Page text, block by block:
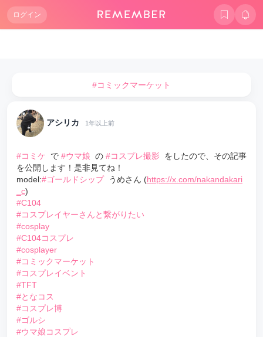
ログイン
#コミックマーケット
アシリカ 1年以上前
#コミケ で #ウマ娘 の #コスプレ撮影 をしたので、その記事
を公開します！是非見てね！
model:#ゴールドシップ うめさん (https://x.com/nakandakari
_c)
#C104
#コスプレイヤーさんと繋がりたい
#cosplay
#C104コスプレ
#cosplayer
#コミックマーケット
#コスプレイベント
#TFT
#となコス
#コスプレ博
#ゴルシ
#ウマ娘コスプレ